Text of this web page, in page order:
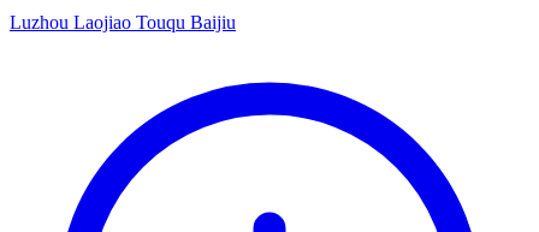
Luzhou Laojiao Touqu Baijiu